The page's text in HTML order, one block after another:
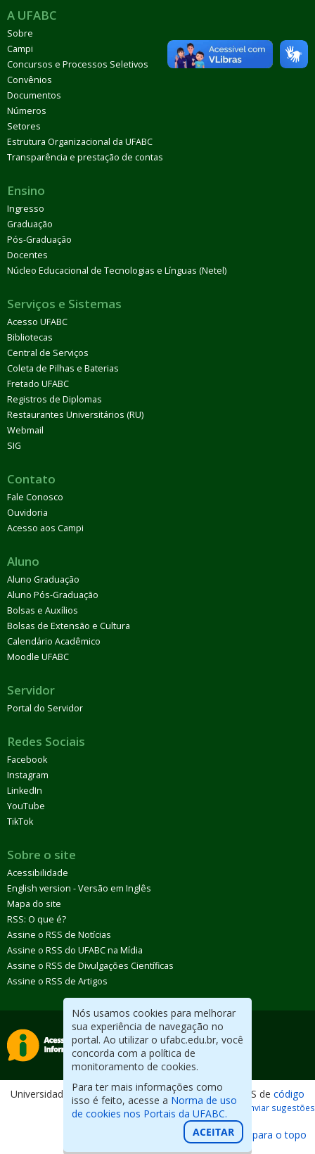
Nós usamos cookies para melhorar
sua experiência de navegação no
portal. Ao utilizar o ufabc.edu.br, você
concorda com a política de
monitoramento de cookies.
Para ter mais informações como
isso é feito, acesse a Norma de uso
de cookies nos Portais da UFABC.
ACEITAR
A UFABC
Sobre
Campi
Concursos e Processos Seletivos
Convênios
Documentos
Números
Setores
Estrutura Organizacional da UFABC
Transparência e prestação de contas
Ensino
Ingresso
Graduação
Pós-Graduação
Docentes
Núcleo Educacional de Tecnologias e Línguas (Netel)
Serviços e Sistemas
Acesso UFABC
Bibliotecas
Central de Serviços
Coleta de Pilhas e Baterias
Fretado UFABC
Registros de Diplomas
Restaurantes Universitários (RU)
Webmail
SIG
Contato
Fale Conosco
Ouvidoria
Acesso aos Campi
Aluno
Aluno Graduação
Aluno Pós-Graduação
Bolsas e Auxílios
Bolsas de Extensão e Cultura
Calendário Acadêmico
Moodle UFABC
Servidor
Portal do Servidor
Redes Sociais
Facebook
Instagram
LinkedIn
YouTube
TikTok
Sobre o site
Acessibilidade
English version - Versão em Inglês
Mapa do site
RSS: O que é?
Assine o RSS de Notícias
Assine o RSS do UFABC na Mídia
Assine o RSS de Divulgações Científicas
Assine o RSS de Artigos
Universidade Federal do ABC. Desenvolvido com CMS de código
aberto. Reportar erros / Enviar sugestões
Voltar para o topo